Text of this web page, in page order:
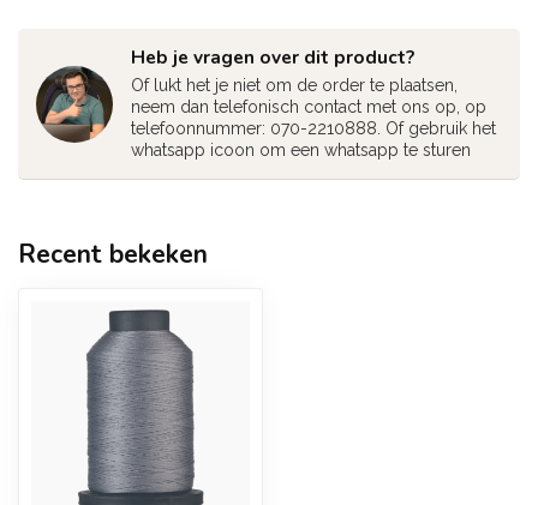
Heb je vragen over dit product?
Of lukt het je niet om de order te plaatsen,
neem dan telefonisch contact met ons op, op
telefoonnummer: 070-2210888. Of gebruik het
whatsapp icoon om een whatsapp te sturen
Recent bekeken